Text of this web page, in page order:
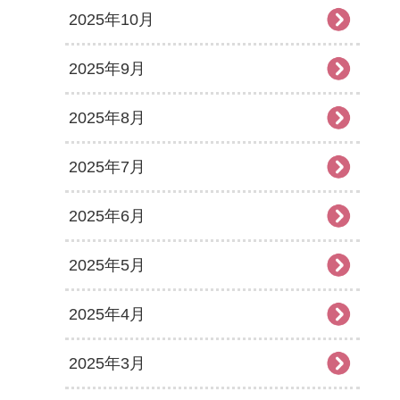
2025年10月
2025年9月
2025年8月
2025年7月
2025年6月
2025年5月
2025年4月
2025年3月